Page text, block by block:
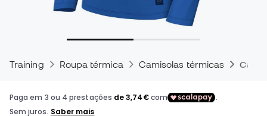
Training Roupa térmica Camisolas térmicas